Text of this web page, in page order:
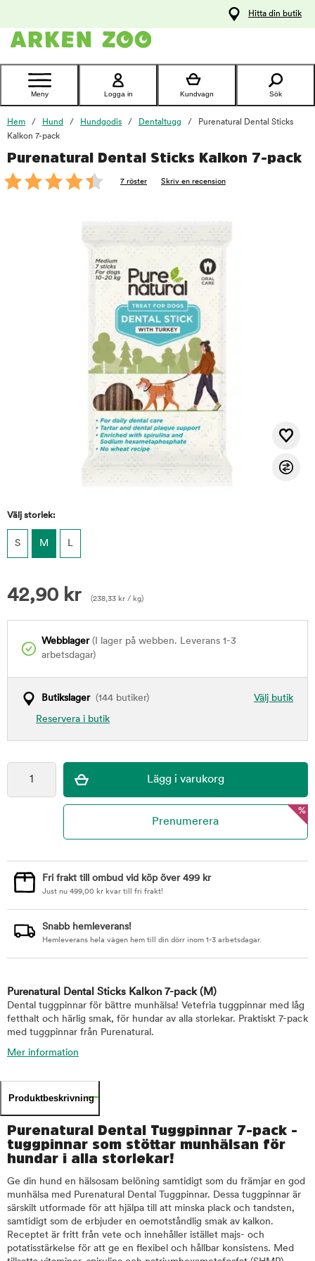
Kontakta
Hitta din butik
Meny Logga in Kundvagn Sök
Hem Hund Hundgodis Dentaltugg
Purenatural Dental Sticks
Kalkon 7-pack
Purenatural Dental Sticks Kalkon 7-pack
7 röster Skriv en recension
Välj storlek:
S M L
42,90 kr (238,33 kr / kg)
Webblager(I lager på webben. Leverans 1-3
arbetsdagar)
Välj butik
Butikslager(144 butiker)
Reservera i butik
foo
%
Fri frakt till ombud vid köp över 499 kr
Just nu 499,00 kr kvar till fri frakt!
Snabb hemleverans!
Hemleverans hela vägen hem till din dörr inom 1-3 arbetsdagar.
Purenatural Dental Sticks Kalkon 7-pack (M)
Dental tuggpinnar för bättre munhälsa! Vetefria tuggpinnar med låg
fetthalt och härlig smak, för hundar av alla storlekar. Praktiskt 7-pack
med tuggpinnar från Purenatural.
Mer information
Produktbeskrivning
Purenatural Dental Tuggpinnar 7-pack -
tuggpinnar som stöttar munhälsan för
hundar i alla storlekar!
Ge din hund en hälsosam belöning samtidigt som du främjar en god
munhälsa med Purenatural Dental Tuggpinnar. Dessa tuggpinnar är
särskilt utformade för att hjälpa till att minska plack och tandsten,
samtidigt som de erbjuder en oemotståndlig smak av kalkon.
Receptet är fritt från vete och innehåller istället majs- och
potatisstärkelse för att ge en flexibel och hållbar konsistens. Med